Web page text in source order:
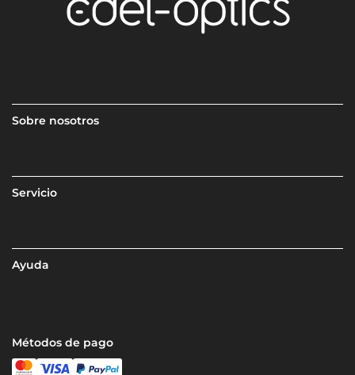
Sobre nosotros
Servicio
Ayuda
Métodos de pago